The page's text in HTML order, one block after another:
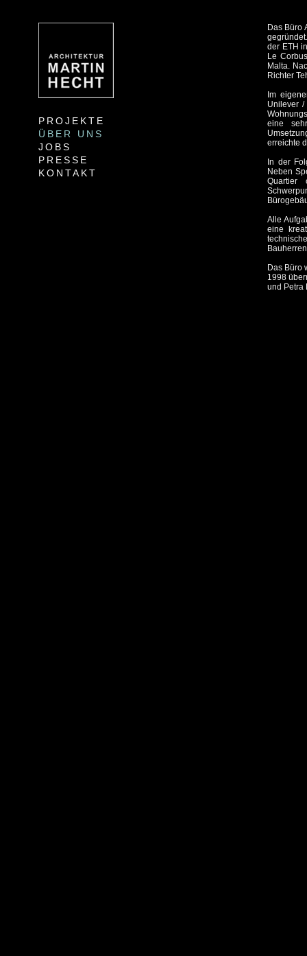
PROJEKTE
ÜBER UNS
JOBS
PRESSE
KONTAKT
Das Büro
der ETH
Le
Malta.
Richter
Im
Unilever
eine
erreichte
In der
Neben
Alle
eine
Das Büro
1998
und Petra